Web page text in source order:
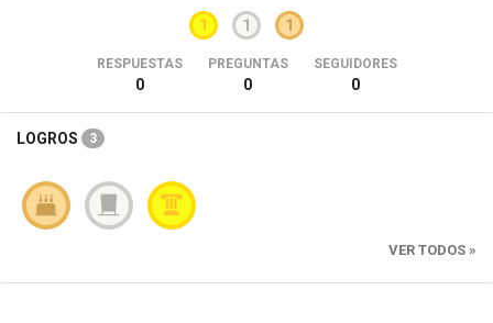
1 1 1
RESPUESTAS
0
PREGUNTAS
0
SEGUIDORES
0
LOGROS 3
VER TODOS »